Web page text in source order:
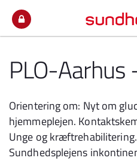
PLO-Aarhus
Orientering om: Nyt om
hjemmeplejen.
Unge og
Sundhedsplejens